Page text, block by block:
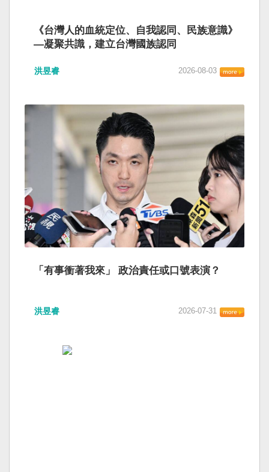
《台灣人的血統定位、自我認同、民族意識》
—凝聚共識，建立台灣國族認同
洪昱睿 2026-08-03
「有事衝著我來」 政治責任或口號表演？
洪昱睿 2026-07-31